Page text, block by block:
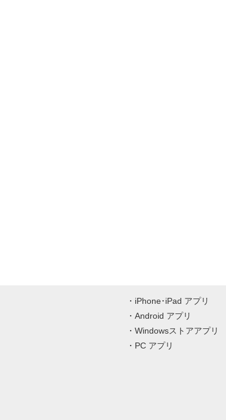
iPhone･iPad アプリ
Android アプリ
Windowsストアアプリ
PC アプリ